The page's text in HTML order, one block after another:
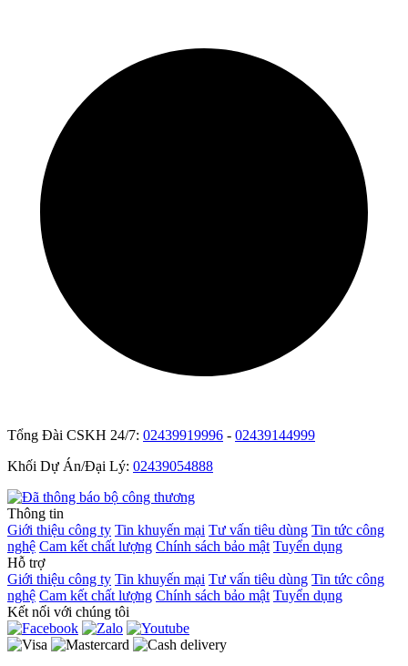
Tổng Đài CSKH 24/7: 02439919996 - 02439144999
Khối Dự Án/Đại Lý: 02439054888
Thông tin
Giới thiệu công ty Tin khuyến mại Tư vấn tiêu dùng Tin tức công
nghệ Cam kết chất lượng Chính sách bảo mật Tuyển dụng
Hỗ trợ
Giới thiệu công ty Tin khuyến mại Tư vấn tiêu dùng Tin tức công
nghệ Cam kết chất lượng Chính sách bảo mật Tuyển dụng
Kết nối với chúng tôi